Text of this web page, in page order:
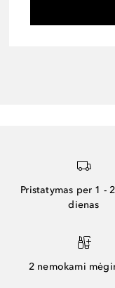
Pristatymas per 1 -
dienas
2 nemokami